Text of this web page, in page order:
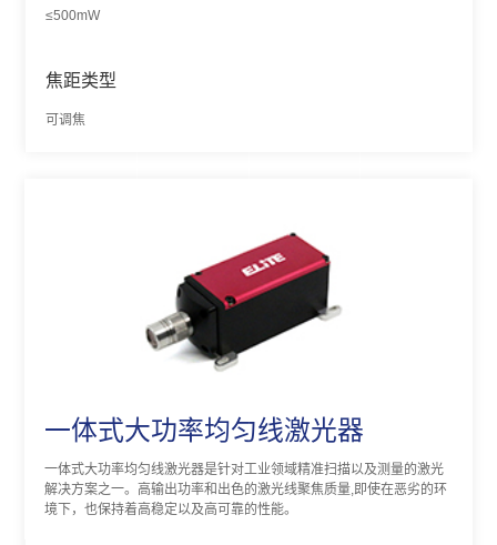
≤500mW
焦距类型
可调焦
一体式大功率均匀线激光器
一体式大功率均匀线激光器是针对工业领域精准扫描以及测量的激光
解决方案之一。高输出功率和出色的激光线聚焦质量,即使在恶劣的环
境下，也保持着高稳定以及高可靠的性能。